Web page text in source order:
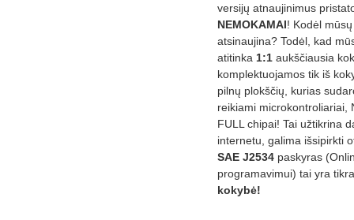
versijų atnaujinimus
NEMOKAMAI! Kodėl
atsinaujina? Todėl, kad
atitinka 1:1 aukščiausia
komplektuojamos tik iš
pilnų plokščių, kurias
reikiami microkontroliariai,
FULL chipai! Tai užtikrina
internetu, galima išsipirkti
SAE J2534 paskyras
programavimui) tai yra
kokybė!